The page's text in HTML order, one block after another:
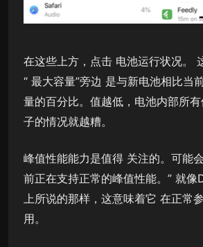
在这些上方，点击 电池运行状况。
“ 最大容量”旁边 是与新电池相比当
量的百分比。值越低，电池内部所
子的情况就越糟。
峰值性能能力是值得 关注的。可能
前正在支持正常的峰值性能。” 就
上所说的那样，这意味着它 在正常
用。